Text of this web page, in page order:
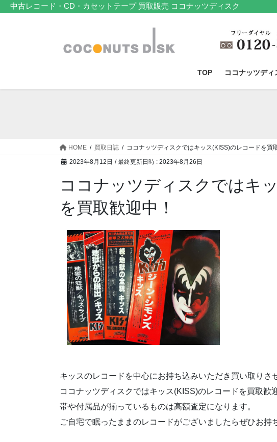
キ
に
中古レコード・CD・カセットテープ 買取販売 ココナッツディスク
TOP ココナッツディ
HOME 買取日誌
ココナッツディスクではキッス(KISS)のレコードを買
2023年8月12日 / 最終更新日時 : 2023年8月26日
ココナッツディスクではキ
を買取歓迎中！
キッスのレコードを中心にお持ち込みいただき買い取りさ
ココナッツディスクではキッス(KISS)のレコードを買取歓
帯や付属品が揃っているものは高額査定になります。
ご自宅で眠ったままのレコードがございましたらぜひお持